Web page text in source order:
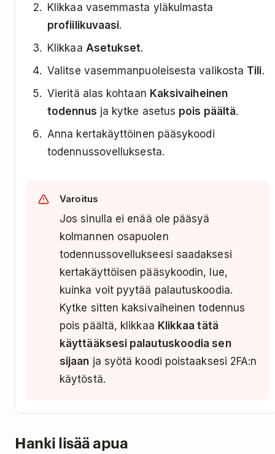
Klikkaa vasemmasta yläkulmasta
profiilikuvaasi.
Klikkaa Asetukset.
Valitse vasemmanpuoleisesta valikosta Tili.
Vieritä alas kohtaan Kaksivaiheinen
todennus ja kytke asetus pois päältä.
Anna kertakäyttöinen pääsykoodi
todennussovelluksesta.
Varoitus
Jos sinulla ei enää ole pääsyä
kolmannen osapuolen
todennussovellukseesi saadaksesi
kertakäyttöisen pääsykoodin, lue,
kuinka voit pyytää palautuskoodia.
Kytke sitten kaksivaiheinen todennus
pois päältä, klikkaa Klikkaa tätä
käyttääksesi palautuskoodia sen
sijaan ja syötä koodi poistaaksesi 2FA:n
käytöstä.
Hanki lisää apua